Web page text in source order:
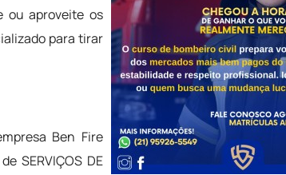
ou aproveite os
para tirar
Ben Fire
SERVIÇOS DE